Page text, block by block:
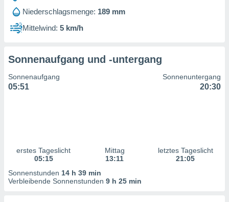
und
durch
Inhalte,
und der
von
1199
Niederschlagsmenge: 189 mm
Mittelwind: 5 km/h
Sonnenaufgang und -untergang
Sonnenaufgang
05:51
Sonnenuntergang
20:30
erstes Tageslicht
05:15
Mittag
13:11
letztes Tageslicht
21:05
Sonnenstunden 14 h 39 min
Verbleibende Sonnenstunden 9 h 25 min